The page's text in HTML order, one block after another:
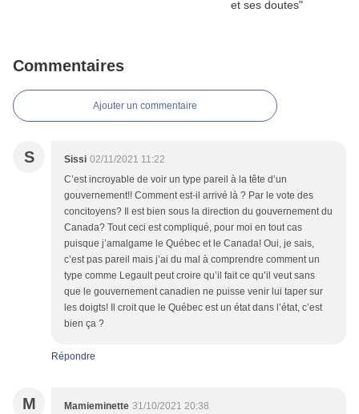
Commentaires
Ajouter un commentaire
S Sissi 02/11/2021 11:22
C’est incroyable de voir un type pareil à la tête d’un
gouvernement!! Comment est-il arrivé là ? Par le vote des
concitoyens? Il est bien sous la direction du gouvernement du
Canada? Tout ceci est compliqué, pour moi en tout cas
puisque j’amalgame le Québec et le Canada! Oui, je sais,
c’est pas pareil mais j’ai du mal à comprendre comment un
type comme Legault peut croire qu’il fait ce qu’il veut sans
que le gouvernement canadien ne puisse venir lui taper sur
les doigts! Il croit que le Québec est un état dans l’état, c’est
bien ça ?
Répondre
M Mamieminette 31/10/2021 20:38